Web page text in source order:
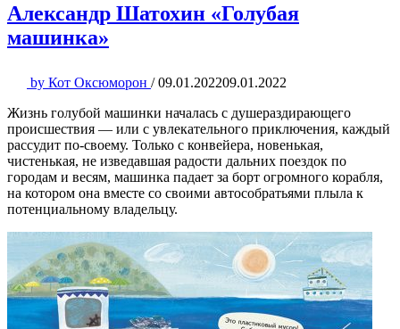
Александр Шатохин «Голубая
машинка»
by Кот Оксюморон / 09.01.202209.01.2022
Жизнь голубой машинки началась с душераздирающего
происшествия — или с увлекательного приключения, каждый
рассудит по-своему. Только с конвейера, новенькая,
чистенькая, не изведавшая радости дальних поездок по
городам и весям, машинка падает за борт огромного корабля,
на котором она вместе со своими автособратьями плыла к
потенциальному владельцу.